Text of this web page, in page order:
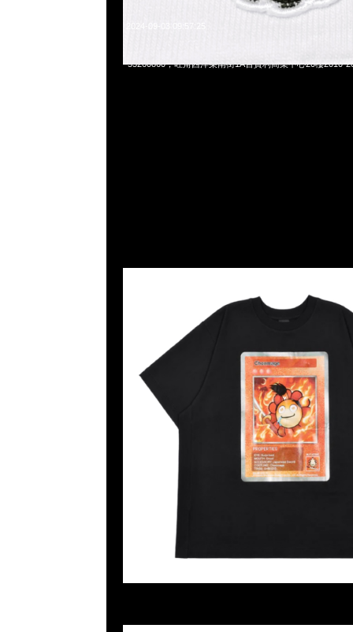
55260860，旺角西洋菜南街1A百寶利商業中心20樓2010-